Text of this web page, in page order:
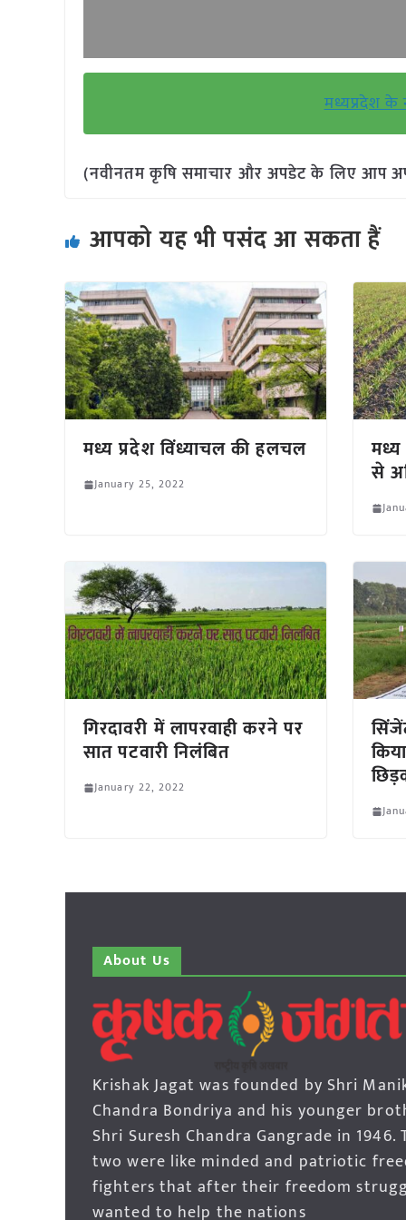
मध्यप्रदेश के
(नवीनतम कृषि समाचार और अपडेट के लिए आप
आपको यह भी पसंद आ सकता हैं
मध्य प्रदेश विंध्याचल की हलचल
January 25, 2022
मध्य
से
गिरदावरी में लापरवाही करने पर
सात पटवारी निलंबित
January 22, 2022
About Us
Krishak Jagat was founded by Shri
Chandra Bondriya and his younger
Shri Suresh Chandra Gangrade in 1946.
two were like minded and patriotic
fighters that after their freedom
wanted to help the nations